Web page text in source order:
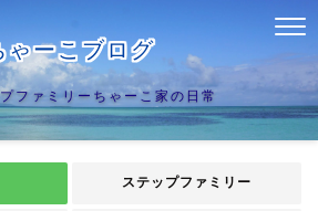
ゃーこブログ
ファミリーちゃーこ家の日常
ステップファミリー